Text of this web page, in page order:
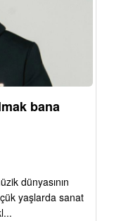
bana
dünyasının
yaşlarda sanat